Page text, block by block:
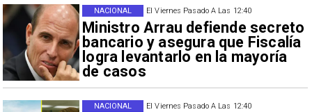
El Viernes Pasado A Las 12:40
Ministro Arrau defiende secreto
bancario y asegura que Fiscalía
logra levantarlo en la mayoría
de casos
NACIONAL
El Viernes Pasado A Las 12:40
NACIONAL